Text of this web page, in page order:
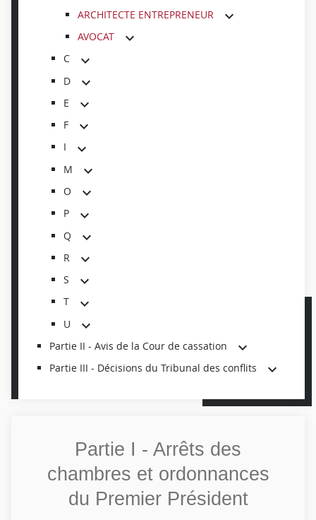
ARCHITECTE ENTREPRENEUR
AVOCAT
C
D
E
F
I
M
O
P
Q
R
S
T
U
Partie II - Avis de la Cour de cassation
Partie III - Décisions du Tribunal des conflits
Partie I - Arrêts des
chambres et ordonnances
du Premier Président